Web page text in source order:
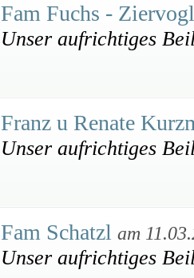
Fam Fuchs -
Unser aufrichtiges
Franz u Renate
Unser aufrichtiges
Fam Schatzl am
Unser aufrichtiges